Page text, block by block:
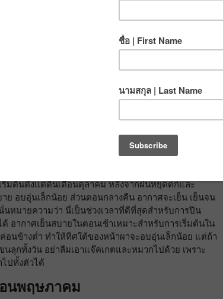
องเทือกเขาหิมาลายัน ส่งผลให้อากาศที่นี่เย็น
ะเทศไทย ภูมิอากาศของเชียงใหม่เป็นหนึ่งใน
าศที่เย็นสบายจึงทำให้เชียงใหม่มีร้านอาหาร
รทำกิจกรรมกลางแจ้ง และ ทำให้เราจ่ายค่า
ยจำเป็นสักเท่าไหร่)
อน เราสามารถปีนหน้าผาได้ทุกฤดู แต่ละฤดูจะให้
อนกุมภาพันธ์
ริ่มต้นตั้งแต่ต้นเดือนตุลาคม หลังจากฝนหยุดตกและ
ย อบอุ่นเล็กน้อย ส่วนตอนกลางคืน อากาศจะเย็น เย็นจน
หมายความว่า นี่เป็นช่วงเวลาที่ดีที่สุดสำหรับการปีน
ากาศเย็นสบายในตอนเช้าเหมาะสำหรับการเริ่มต้นใน
นข้างต่ำ ทำให้ทิศใต้ของหน้าผาจะอบอุ่นเล็กน้อย แต่ถ้า
กทั้งวัน อย่าลืมเอาแจ๊คเกตและหมวกไปด้วย เพราะ
ปทั้งตัวได้
นพฤษภาคม